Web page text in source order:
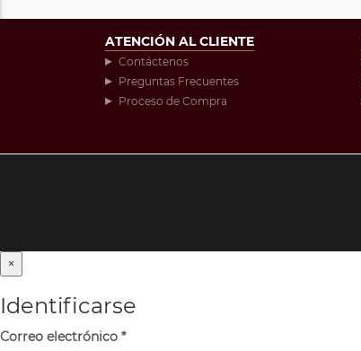
ATENCIÓN AL CLIENTE
Contáctenos
Preguntas Frecuentes
Proceso de Compra
×
Identificarse
Correo electrónico *